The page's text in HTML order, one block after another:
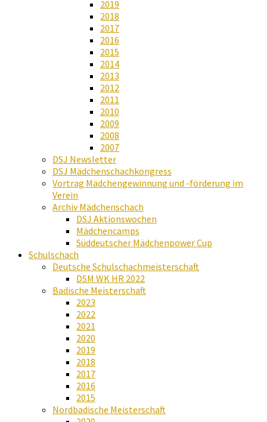
2019
2018
2017
2016
2015
2014
2013
2012
2011
2010
2009
2008
2007
DSJ Newsletter
DSJ Mädchenschachkongress
Vortrag Mädchengewinnung und -förderung im
Verein
Archiv Mädchenschach
DSJ Aktionswochen
Mädchencamps
Süddeutscher Mädchenpower Cup
Schulschach
Deutsche Schulschachmeisterschaft
DSM WK HR 2022
Badische Meisterschaft
2023
2022
2021
2020
2019
2018
2017
2016
2015
Nordbadische Meisterschaft